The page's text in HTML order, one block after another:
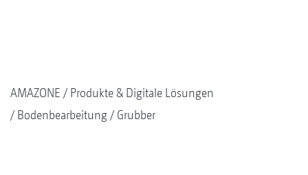
AMAZONE
Produkte & Digitale Lösungen
Bodenbearbeitung
Grubber